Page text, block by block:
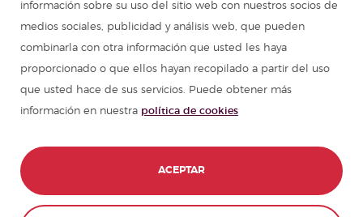
Cursos de español
Recursos para aprender español
Partners
Guía de viajes en España
Guías de viajes en Latinoamérica
información sobre su uso del sitio web con nuestros socios de
medios sociales, publicidad y análisis web, que pueden
combinarla con otra información que usted les haya
proporcionado o que ellos hayan recopilado a partir del uso
que usted hace de sus servicios. Puede obtener más
información en nuestra política de cookies
ACEPTAR